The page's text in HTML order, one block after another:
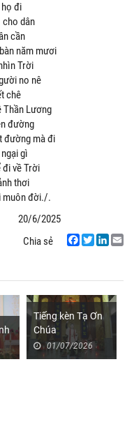
họ đi
cho dân
cần
năm mươi
Trời
no nê
chê
Thần Lương
đường
đường mà đi
gì
đi về Trời
thơi
muôn đời./.
Chia sẻ
Tiếng kèn Tạ Ơn
Chúa
01/07/2026